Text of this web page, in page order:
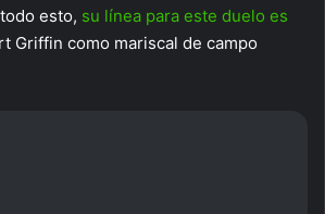
esto, su línea para este duelo es
Griffin como mariscal de campo